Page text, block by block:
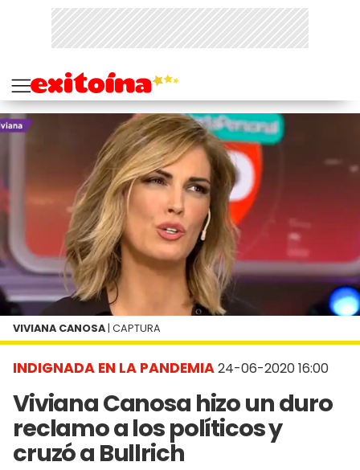
INDIGNADA EN LA PANDEMIA24-06-2020 16:00
Viviana Canosa hizo un duro
reclamo a los políticos y
cruzó a Bullrich
VIVIANA CANOSA | CAPTURA